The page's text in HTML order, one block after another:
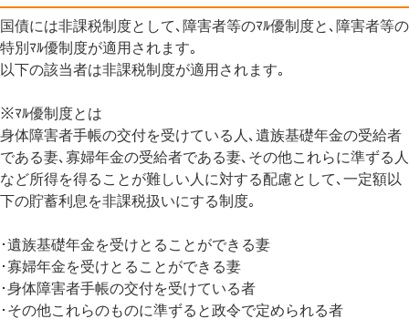
国債には非課税制度として､障害者等のﾏﾙ優制度と､障害者等の
特別ﾏﾙ優制度が適用されます｡
以下の該当者は非課税制度が適用されます｡
※ﾏﾙ優制度とは
身体障害者手帳の交付を受けている人､遺族基礎年金の受給者
である妻､寡婦年金の受給者である妻､その他これらに準ずる人
など所得を得ることが難しい人に対する配慮として､一定額以
下の貯蓄利息を非課税扱いにする制度｡
･遺族基礎年金を受けとることができる妻
･寡婦年金を受けとることができる妻
･身体障害者手帳の交付を受けている者
･その他これらのものに準ずると政令で定められる者